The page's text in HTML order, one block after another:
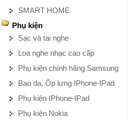
SMART HOME
Phụ kiện
Sạc và tai nghe
Loa nghe nhạc cao cấp
Phụ kiện chính hãng Samsung
Bao da, Ốp lưng IPhone-IPad
Phụ kiện IPhone-IPad
Phụ kiện Nokia